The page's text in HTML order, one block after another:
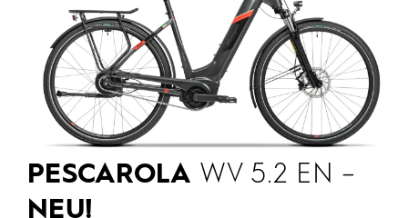
PESCAROLA WV 5.2 EN –
NEU!